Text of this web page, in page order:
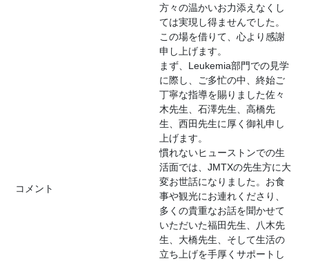
コメント
方々の温かいお力添えなくし
ては実現し得ませんでした。
この場を借りて、心より感謝
申し上げます。
まず、Leukemia部門での見学
に際し、ご多忙の中、終始ご
丁寧な指導を賜りました佐々
木先生、石澤先生、高橋先
生、西田先生に厚く御礼申し
上げます。
慣れないヒューストンでの生
活面では、JMTXの先生方に大
変お世話になりました。お食
事や観光にお連れくださり、
多くの貴重なお話を聞かせて
いただいた福田先生、八木先
生、大橋先生、そして生活の
立ち上げを手厚くサポートし